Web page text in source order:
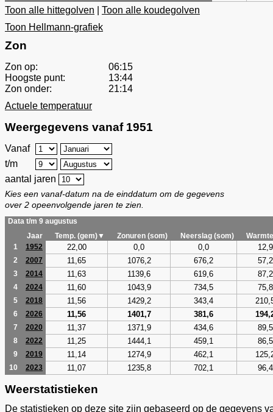
Toon alle hittegolven
Toon alle koudegolven
Toon Hellmann-grafiek
Zon
Zon op:
06:15
Hoogste punt:
13:44
Zon onder:
21:14
Actuele temperatuur
Weergegevens vanaf 1951
Vanaf
t/m
aantal jaren
Kies een vanaf-datum na de einddatum om de gegevens
over 2 opeenvolgende jaren te zien.
Data t/m 9 augustus
Jaar
Temp. (gem)▼ Zonuren (som) Neerslag (som)
1
1952 22,00 0,0 0,0 12,9
2 2007 11,65 1076,2 676,2 57,2
3 2014 11,63 1139,6 619,6 87,2
4 2024 11,60 1043,9 734,5 75,8
5 2018 11,56 1429,2 343,4
6 2026 11,56 1401,7 381,6
7 2020 11,37 1371,9 434,6 89,5
8 2022 11,25 1444,1 459,1 86,5
9 2019 11,14 1274,9 462,1
10 2023 11,07 1235,8 702,1 96,4
Weerstatistieken
De statistieken op deze site zijn gebaseerd op de gegevens